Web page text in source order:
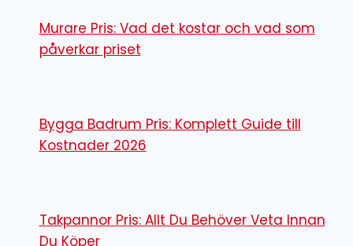
Murare Pris: Vad det kostar och vad som
påverkar priset
Bygga Badrum Pris: Komplett Guide till
Kostnader 2026
Takpannor Pris: Allt Du Behöver Veta Innan
Du Köper